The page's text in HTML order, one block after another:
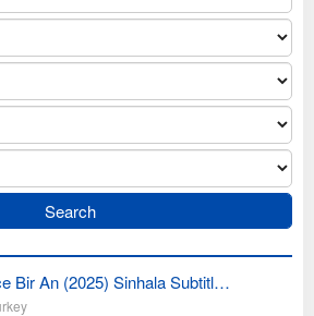
Bir An (2025) Sinhala Subtitl…